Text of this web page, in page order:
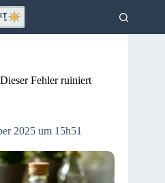
Fehler ruiniert
2025 um 15h51